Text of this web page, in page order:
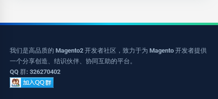
我们是高品质的 Magento2 开发者社区，致力于为 Magento 开发者提供
一个分享创造、结识伙伴、协同互助的平台。
QQ 群: 326270402